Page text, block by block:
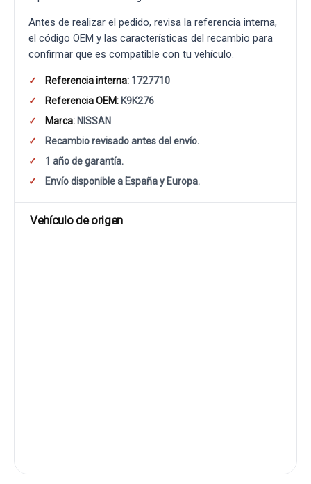
Antes de realizar el pedido, revisa la referencia interna,
el código OEM y las características del recambio para
confirmar que es compatible con tu vehículo.
Referencia interna: 1727710
Referencia OEM: K9K276
Marca: NISSAN
Recambio revisado antes del envío.
1 año de garantía.
Envío disponible a España y Europa.
Vehículo de origen